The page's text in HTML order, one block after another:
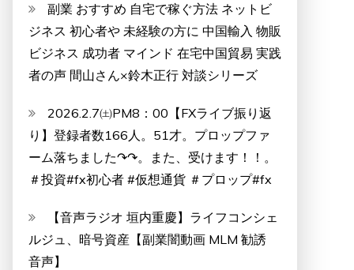
副業 おすすめ 自宅で稼ぐ方法 ネットビ
ジネス 初心者や 未経験の方に 中国輸入 物販
ビジネス 成功者 マインド 在宅中国貿易 実践
者の声 間山さん×鈴木正行 対談シリーズ
2026.2.7㈯PM8：00【FXライブ振り返
り】登録者数166人。51才。プロップファ
ーム落ちました↷↷。また、受けます！！。
＃投資#fx初心者 #仮想通貨 ＃プロップ#fx
【音声ラジオ 垣内重慶】ライフコンシェ
ルジュ、暗号資産【副業闇動画 MLM 勧誘
音声】